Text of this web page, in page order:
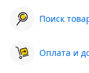
Поиск
Оплата и